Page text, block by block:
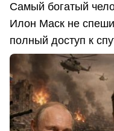
Самый богатый
Илон Маск не
полный доступ к